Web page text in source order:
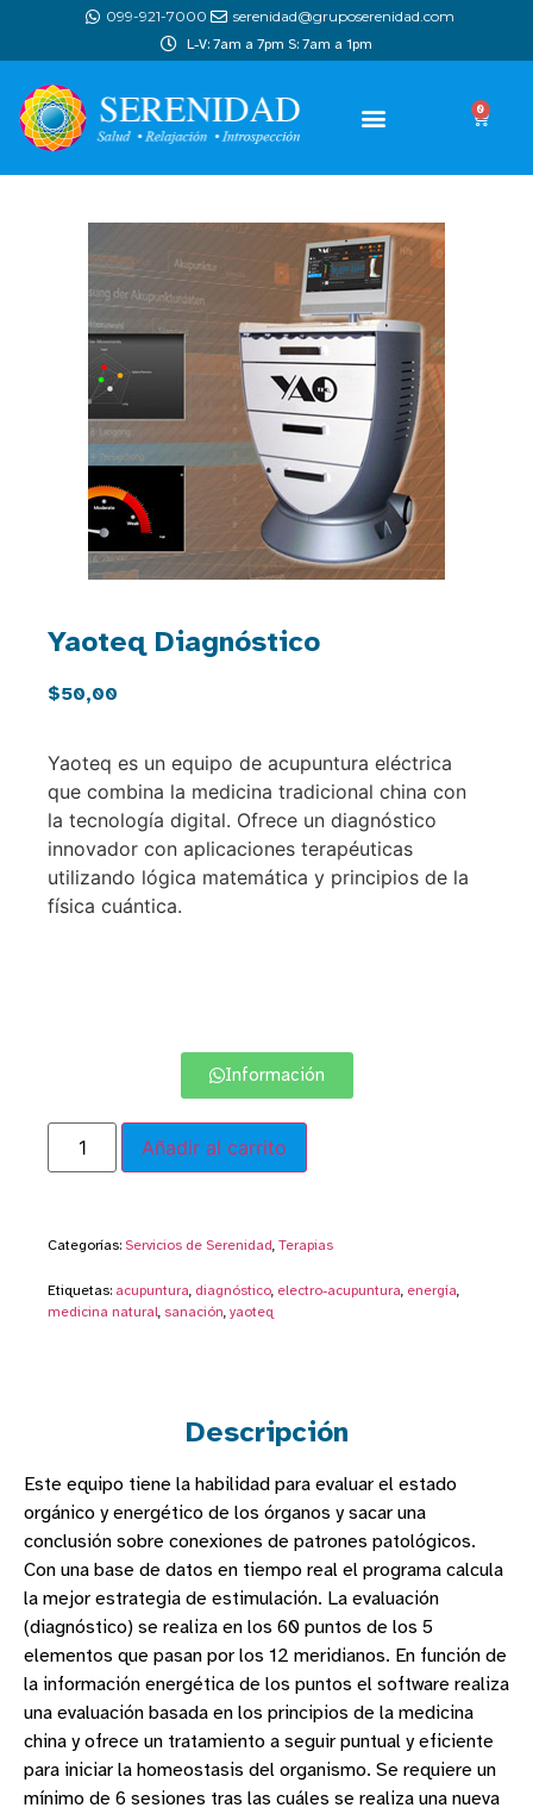
099-921-7000 serenidad@gruposerenidad.com
L-V: 7am a 7pm S: 7am a 1pm
0
Yaoteq Diagnóstico
$50,00
Yaoteq es un equipo de acupuntura eléctrica
que combina la medicina tradicional china con
la tecnología digital. Ofrece un diagnóstico
innovador con aplicaciones terapéuticas
utilizando lógica matemática y principios de la
física cuántica.
Información
Añadir al carrito
Categorías: Servicios de Serenidad, Terapias
Etiquetas: acupuntura, diagnóstico, electro-acupuntura, energía,
medicina natural, sanación, yaoteq
Descripción
Este equipo tiene la habilidad para evaluar el estado
orgánico y energético de los órganos y sacar una
conclusión sobre conexiones de patrones patológicos.
Con una base de datos en tiempo real el programa calcula
la mejor estrategia de estimulación. La evaluación
(diagnóstico) se realiza en los 60 puntos de los 5
elementos que pasan por los 12 meridianos. En función de
la información energética de los puntos el software realiza
una evaluación basada en los principios de la medicina
china y ofrece un tratamiento a seguir puntual y eficiente
para iniciar la homeostasis del organismo. Se requiere un
mínimo de 6 sesiones tras las cuáles se realiza una nueva